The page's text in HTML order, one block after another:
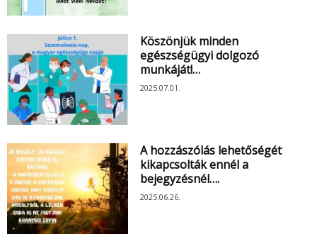
Köszönjük minden
egészségügyi dolgozó
munkáját!…
2025.07.01.
A hozzászólás lehetőségét
kikapcsolták ennél a
bejegyzésnél….
2025.06.26.